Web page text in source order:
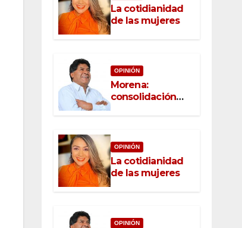
La cotidianidad
de las mujeres
OPINIÓN
Morena:
consolidación
con raíz, rumbo
OPINIÓN
La cotidianidad
de las mujeres
OPINIÓN